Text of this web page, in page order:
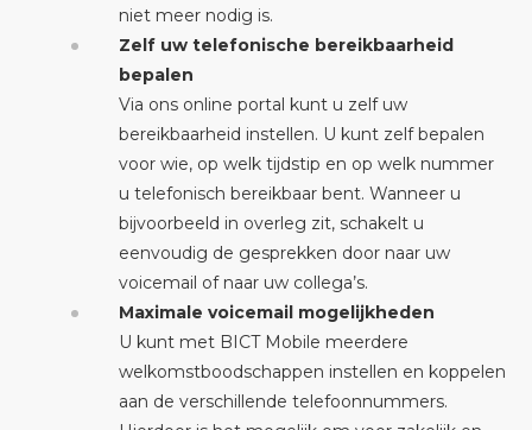
niet meer nodig is.
Zelf uw telefonische bereikbaarheid
bepalen
Via ons online portal kunt u zelf uw
bereikbaarheid instellen. U kunt zelf bepalen
voor wie, op welk tijdstip en op welk nummer
u telefonisch bereikbaar bent. Wanneer u
bijvoorbeeld in overleg zit, schakelt u
eenvoudig de gesprekken door naar uw
voicemail of naar uw collega’s.
Maximale voicemail mogelijkheden
U kunt met BICT Mobile meerdere
welkomstboodschappen instellen en koppelen
aan de verschillende telefoonnummers.